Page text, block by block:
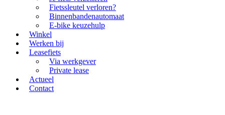
Fietssleutel verloren?
Binnenbandenautomaat
E-bike keuzehulp
Winkel
Werken bij
Leasefiets
Via werkgever
Private lease
Actueel
Contact